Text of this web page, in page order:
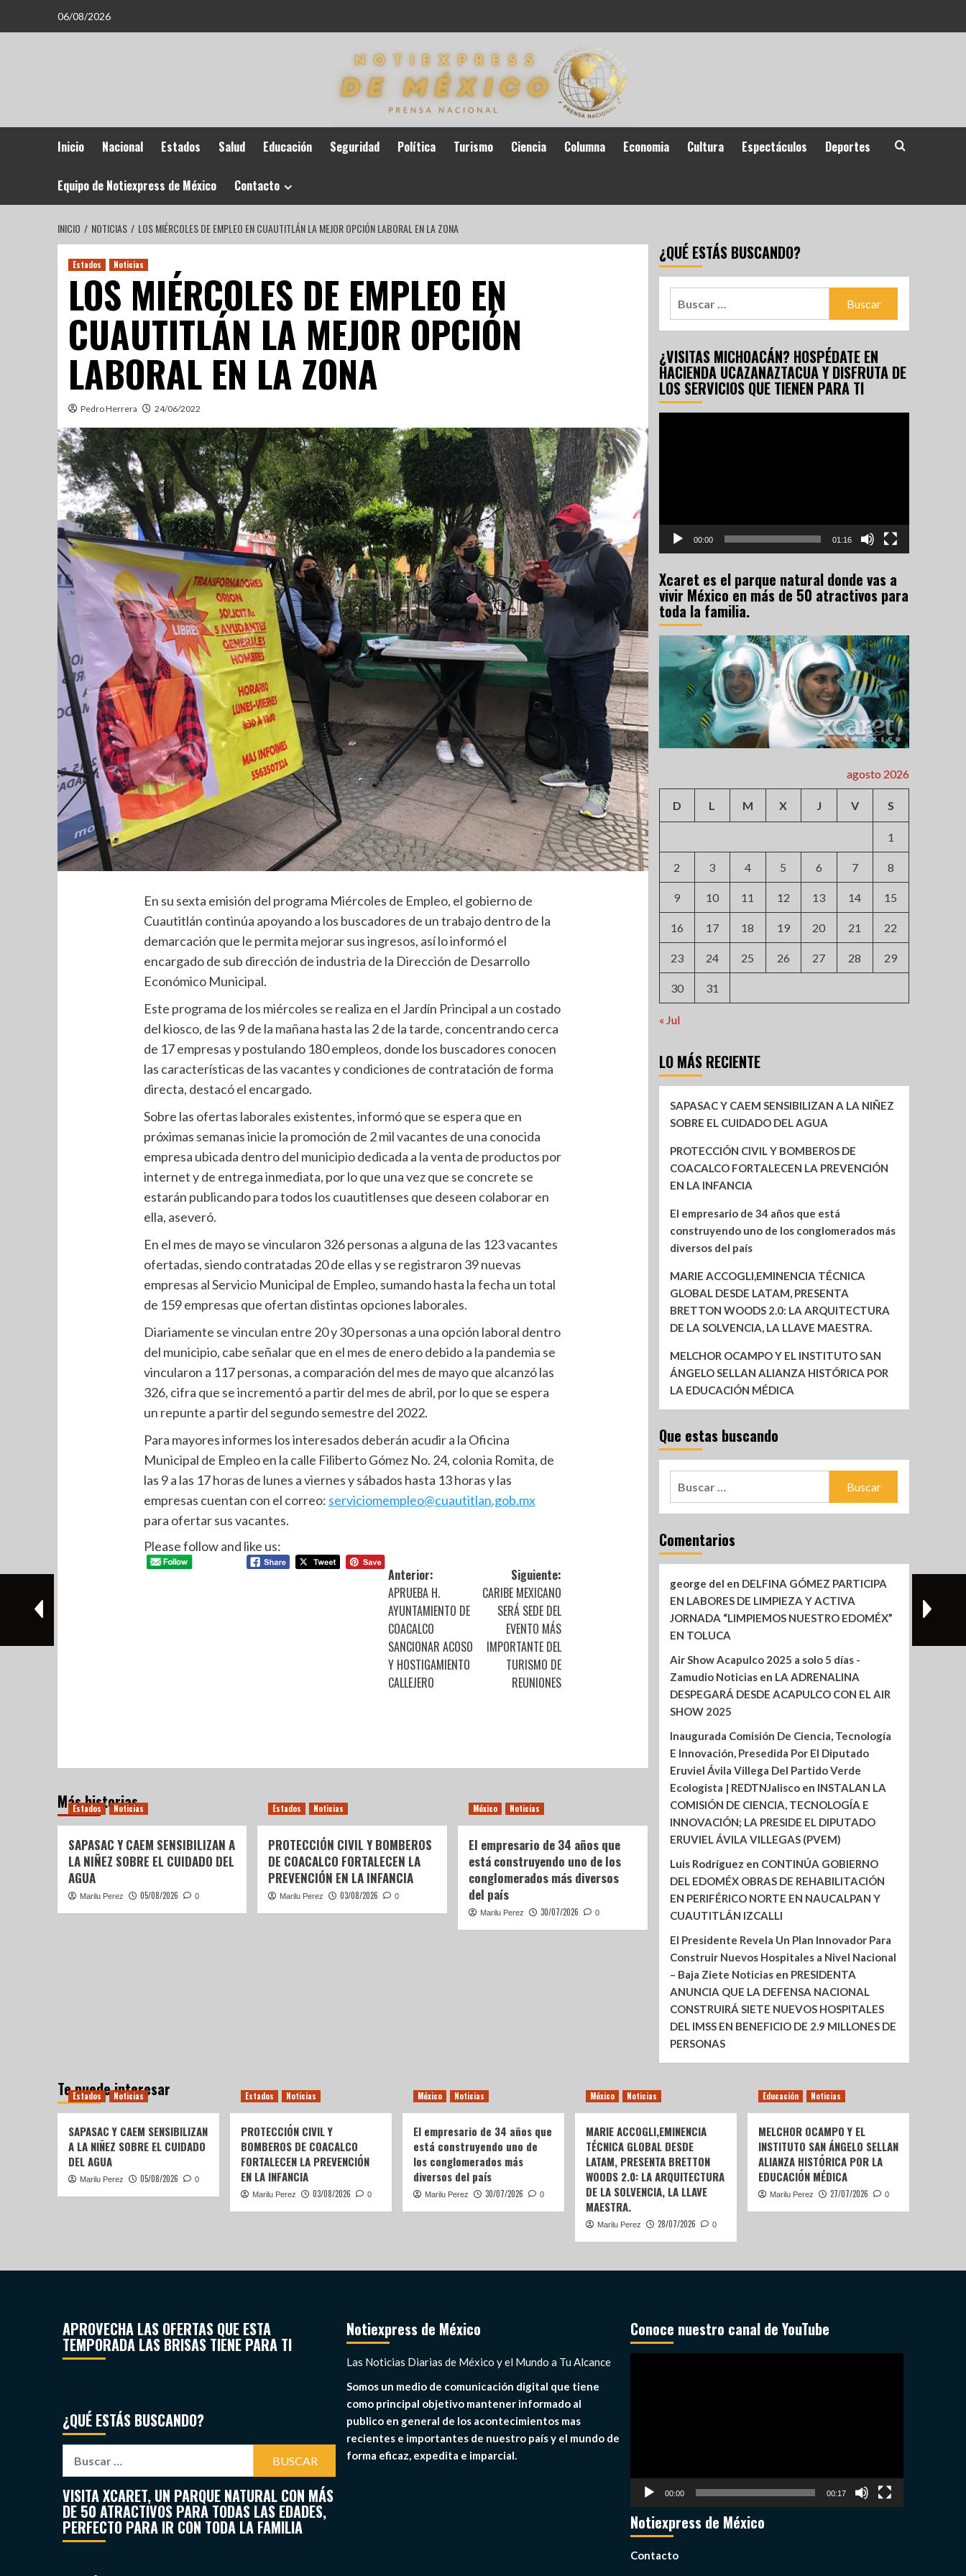
06/08/2026
Inicio Nacional Estados Salud Educación Seguridad Política Turismo Ciencia Columna Economia Cultura Espectáculos Deportes
Equipo de Notiexpress de México Contacto
INICIO NOTICIAS LOS MIÉRCOLES DE EMPLEO EN CUAUTITLÁN LA MEJOR OPCIÓN LABORAL EN LA ZONA
Estados Noticias
LOS MIÉRCOLES DE EMPLEO EN
CUAUTITLÁN LA MEJOR OPCIÓN
LABORAL EN LA ZONA
Pedro Herrera 24/06/2022
En su sexta emisión del programa Miércoles de Empleo, el gobierno de
Cuautitlán continúa apoyando a los buscadores de un trabajo dentro de la
demarcación que le permita mejorar sus ingresos, así lo informó el
encargado de sub dirección de industria de la Dirección de Desarrollo
Económico Municipal.
Este programa de los miércoles se realiza en el Jardín Principal a un costado
del kiosco, de las 9 de la mañana hasta las 2 de la tarde, concentrando cerca
de 17 empresas y postulando 180 empleos, donde los buscadores conocen
las características de las vacantes y condiciones de contratación de forma
directa, destacó el encargado.
Sobre las ofertas laborales existentes, informó que se espera que en
próximas semanas inicie la promoción de 2 mil vacantes de una conocida
empresa ubicada dentro del municipio dedicada a la venta de productos por
internet y de entrega inmediata, por lo que una vez que se concrete se
estarán publicando para todos los cuautitlenses que deseen colaborar en
ella, aseveró.
En el mes de mayo se vincularon 326 personas a alguna de las 123 vacantes
ofertadas, siendo contratadas 20 de ellas y se registraron 39 nuevas
empresas al Servicio Municipal de Empleo, sumando hasta la fecha un total
de 159 empresas que ofertan distintas opciones laborales.
Diariamente se vinculan entre 20 y 30 personas a una opción laboral dentro
del municipio, cabe señalar que en el mes de enero debido a la pandemia se
vincularon a 117 personas, a comparación del mes de mayo que alcanzó las
326, cifra que se incrementó a partir del mes de abril, por lo que se espera
un repunte a partir del segundo semestre del 2022.
Para mayores informes los interesados deberán acudir a la Oficina
Municipal de Empleo en la calle Filiberto Gómez No. 24, colonia Romita, de
las 9 a las 17 horas de lunes a viernes y sábados hasta 13 horas y las
empresas cuentan con el correo: serviciomempleo@cuautitlan.gob.mx
para ofertar sus vacantes.
Please follow and like us:
Anterior:
APRUEBA H.
AYUNTAMIENTO DE
COACALCO
SANCIONAR ACOSO
Y HOSTIGAMIENTO
CALLEJERO
Siguiente:
CARIBE MEXICANO
SERÁ SEDE DEL
EVENTO MÁS
IMPORTANTE DEL
TURISMO DE
REUNIONES
Más historias
Estados Noticias
SAPASAC Y CAEM SENSIBILIZAN A
LA NIÑEZ SOBRE EL CUIDADO DEL
AGUA
Marilu Perez 05/08/2026 0
Estados Noticias
PROTECCIÓN CIVIL Y BOMBEROS
DE COACALCO FORTALECEN LA
PREVENCIÓN EN LA INFANCIA
Marilu Perez 03/08/2026 0
México Noticias
El empresario de 34 años que
está construyendo uno de los
conglomerados más diversos
del país
Marilu Perez 30/07/2026 0
¿QUÉ ESTÁS BUSCANDO?
¿VISITAS MICHOACÁN? HOSPÉDATE EN
HACIENDA UCAZANAZTACUA Y DISFRUTA DE
LOS SERVICIOS QUE TIENEN PARA TI
00:00 01:16
Xcaret es el parque natural donde vas a
vivir México en más de 50 atractivos para
toda la familia.
agosto 2026
D L M X J V S
1
2 3 4 5 6 7 8
9 10 11 12 13 14 15
16 17 18 19 20 21 22
23 24 25 26 27 28 29
30 31
« Jul
LO MÁS RECIENTE
SAPASAC Y CAEM SENSIBILIZAN A LA NIÑEZ
SOBRE EL CUIDADO DEL AGUA
PROTECCIÓN CIVIL Y BOMBEROS DE
COACALCO FORTALECEN LA PREVENCIÓN
EN LA INFANCIA
El empresario de 34 años que está
construyendo uno de los conglomerados más
diversos del país
MARIE ACCOGLI,EMINENCIA TÉCNICA
GLOBAL DESDE LATAM, PRESENTA
BRETTON WOODS 2.0: LA ARQUITECTURA
DE LA SOLVENCIA, LA LLAVE MAESTRA.
MELCHOR OCAMPO Y EL INSTITUTO SAN
ÁNGELO SELLAN ALIANZA HISTÓRICA POR
LA EDUCACIÓN MÉDICA
Que estas buscando
Comentarios
george del en DELFINA GÓMEZ PARTICIPA
EN LABORES DE LIMPIEZA Y ACTIVA
JORNADA “LIMPIEMOS NUESTRO EDOMÉX”
EN TOLUCA
Air Show Acapulco 2025 a solo 5 días -
Zamudio Noticiasen LA ADRENALINA
DESPEGARÁ DESDE ACAPULCO CON EL AIR
SHOW 2025
Inaugurada Comisión De Ciencia, Tecnología
E Innovación, Presedida Por El Diputado
Eruviel Ávila Villega Del Partido Verde
Ecologista | REDTNJaliscoen INSTALAN LA
COMISIÓN DE CIENCIA, TECNOLOGÍA E
INNOVACIÓN; LA PRESIDE EL DIPUTADO
ERUVIEL ÁVILA VILLEGAS (PVEM)
Luis Rodríguez en CONTINÚA GOBIERNO
DEL EDOMÉX OBRAS DE REHABILITACIÓN
EN PERIFÉRICO NORTE EN NAUCALPAN Y
CUAUTITLÁN IZCALLI
El Presidente Revela Un Plan Innovador Para
Construir Nuevos Hospitales a Nivel Nacional
– Baja Ziete Noticiasen PRESIDENTA
ANUNCIA QUE LA DEFENSA NACIONAL
CONSTRUIRÁ SIETE NUEVOS HOSPITALES
DEL IMSS EN BENEFICIO DE 2.9 MILLONES DE
PERSONAS
Te puede interesar
Estados Noticias
SAPASAC Y CAEM SENSIBILIZAN
A LA NIÑEZ SOBRE EL CUIDADO
DEL AGUA
Marilu Perez 05/08/2026 0
Estados Noticias
PROTECCIÓN CIVIL Y
BOMBEROS DE COACALCO
FORTALECEN LA PREVENCIÓN
EN LA INFANCIA
Marilu Perez 03/08/2026 0
México Noticias
El empresario de 34 años que
está construyendo uno de
los conglomerados más
diversos del país
Marilu Perez 30/07/2026 0
México Noticias
MARIE ACCOGLI,EMINENCIA
TÉCNICA GLOBAL DESDE
LATAM, PRESENTA BRETTON
WOODS 2.0: LA ARQUITECTURA
DE LA SOLVENCIA, LA LLAVE
MAESTRA.
Marilu Perez 28/07/2026 0
Educación Noticias
MELCHOR OCAMPO Y EL
INSTITUTO SAN ÁNGELO SELLAN
ALIANZA HISTÓRICA POR LA
EDUCACIÓN MÉDICA
Marilu Perez 27/07/2026 0
APROVECHA LAS OFERTAS QUE ESTA
TEMPORADA LAS BRISAS TIENE PARA TI
¿QUÉ ESTÁS BUSCANDO?
VISITA XCARET, UN PARQUE NATURAL CON MÁS
DE 50 ATRACTIVOS PARA TODAS LAS EDADES,
PERFECTO PARA IR CON TODA LA FAMILIA
Notiexpress de México
Las Noticias Diarias de México y el Mundo a Tu Alcance
Somos un medio de comunicación digital que tiene
como principal objetivo mantener informado al
publico en general de los acontecimientos mas
recientes e importantes de nuestro país y el mundo de
forma eficaz, expedita e imparcial.
Conoce nuestro canal de YouTube
00:00 00:17
Notiexpress de México
Contacto